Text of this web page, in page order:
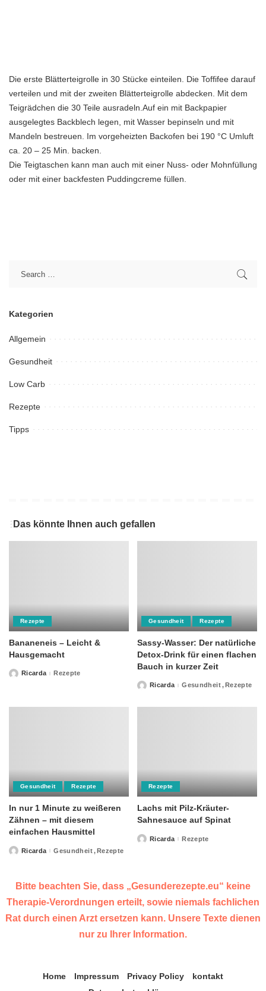
Die erste Blätterteigrolle in 30 Stücke einteilen. Die Toffifee darauf
verteilen und mit der zweiten Blätterteigrolle abdecken. Mit dem
Teigrädchen die 30 Teile ausradeln.Auf ein mit Backpapier
ausgelegtes Backblech legen, mit Wasser bepinseln und mit
Mandeln bestreuen. Im vorgeheizten Backofen bei 190 °C Umluft
ca. 20 – 25 Min. backen.
Die Teigtaschen kann man auch mit einer Nuss- oder Mohnfüllung
oder mit einer backfesten Puddingcreme füllen.
Kategorien
Allgemein
Gesundheit
Low Carb
Rezepte
Tipps
Das könnte Ihnen auch gefallen
Rezepte
Bananeneis – Leicht &
Hausgemacht
PostedRicarda Rezepte
Gesundheit Rezepte
Sassy-Wasser: Der natürliche
Detox-Drink für einen flachen
Bauch in kurzer Zeit
PostedRicarda Gesundheit Rezepte
Gesundheit Rezepte
In nur 1 Minute zu weißeren
Zähnen – mit diesem
einfachen Hausmittel
PostedRicarda Gesundheit Rezepte
Rezepte
Lachs mit Pilz-Kräuter-
Sahnesauce auf Spinat
PostedRicarda Rezepte
Bitte beachten Sie, dass „Gesunderezepte.eu“ keine
Therapie-Verordnungen erteilt, sowie niemals fachlichen
Rat durch einen Arzt ersetzen kann. Unsere Texte dienen
nur zu Ihrer Information.
Home Impressum Privacy Policy
kontakt